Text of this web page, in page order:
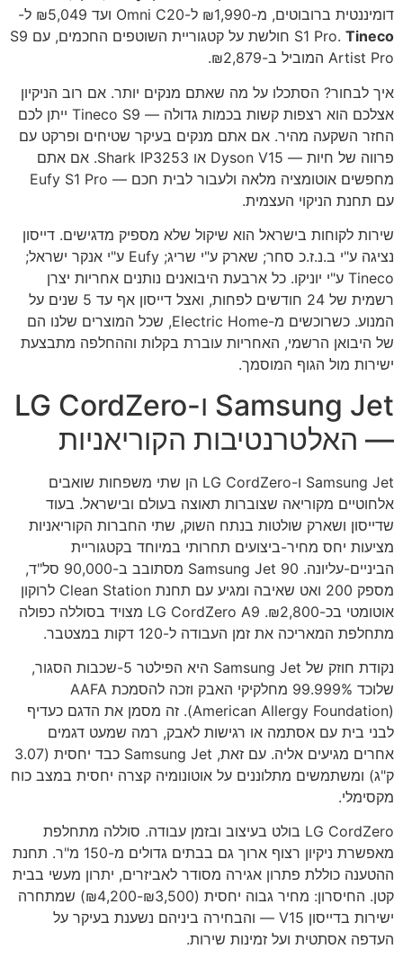
דומיננטית ברובוטים, מ-₪1,990 ל-Omni C20 ועד ₪5,049 ל-
S1 Pro. Tineco
חולשת על קטגוריית השוטפים החכמים, עם S9
Artist Pro המוביל ב-₪2,879.
איך לבחור? הסתכלו על מה שאתם מנקים יותר. אם רוב הניקיון
אצלכם הוא רצפות קשות בכמות גדולה — Tineco S9 ייתן לכם
החזר השקעה מהיר. אם אתם מנקים בעיקר שטיחים ופרקט עם
פרווה של חיות — Dyson V15 או Shark IP3253. אם אתם
מחפשים אוטומציה מלאה ולעבור לבית חכם — Eufy S1 Pro
עם תחנת הניקוי העצמית.
שירות לקוחות בישראל הוא שיקול שלא מספיק מדגישים. דייסון
נציגה ע"י ב.נ.ז.כ סחר; שארק ע"י שריג; Eufy ע"י אנקר ישראל;
Tineco ע"י יוניקו. כל ארבעת היבואנים נותנים אחריות יצרן
רשמית של 24 חודשים לפחות, ואצל דייסון אף עד 5 שנים על
המנוע. כשרוכשים מ-Electric Home, שכל המוצרים שלנו הם
של היבואן הרשמי, האחריות עוברת בקלות וההחלפה מתבצעת
ישירות מול הגוף המוסמך.
Samsung Jet ו-LG CordZero
— האלטרנטיבות הקוריאניות
Samsung Jet ו-LG CordZero הן שתי משפחות שואבים
אלחוטיים מקוריאה שצוברות תאוצה בעולם ובישראל. בעוד
שדייסון ושארק שולטות בנתח השוק, שתי החברות הקוריאניות
מציעות יחס מחיר-ביצועים תחרותי במיוחד בקטגוריית
הביניים-עליונה. Samsung Jet 90 מסתובב ב-90,000 סל"ד,
מספק 200 ואט שאיבה ומגיע עם תחנת Clean Station לרוקון
אוטומטי בכ-₪2,800. LG CordZero A9 מצויד בסוללה כפולה
מתחלפת המאריכה את זמן העבודה ל-120 דקות במצטבר.
נקודת חוזק של Samsung Jet היא הפילטר 5-שכבות הסגור,
שלוכד 99.999% מחלקיקי האבק וזכה להסמכת AAFA
(American Allergy Foundation). זה מסמן את הדגם כעדיף
לבני בית עם אסתמה או רגישות לאבק, רמה שמעט דגמים
אחרים מגיעים אליה. עם זאת, Samsung Jet כבד יחסית (3.07
ק"ג) ומשתמשים מתלוננים על אוטונומיה קצרה יחסית במצב כוח
מקסימלי.
LG CordZero בולט בעיצוב ובזמן עבודה. סוללה מתחלפת
מאפשרת ניקיון רצוף ארוך גם בבתים גדולים מ-150 מ"ר. תחנת
ההטענה כוללת פתרון אגירה מסודר לאביזרים, יתרון מעשי בבית
קטן. החיסרון: מחיר גבוה יחסית (₪3,500-₪4,200) שמתחרה
ישירות בדייסון V15 — והבחירה ביניהם נשענת בעיקר על
העדפה אסתטית ועל זמינות שירות.